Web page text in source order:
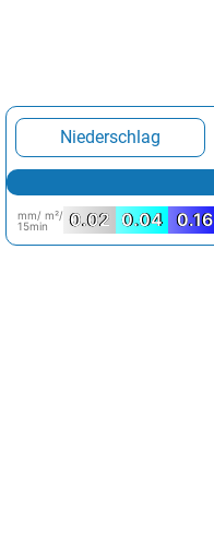
Niederschlag
mm/ m²/
15min
0.02 0.04 0.16